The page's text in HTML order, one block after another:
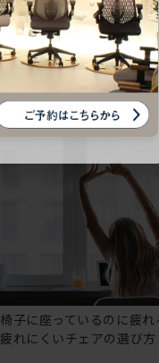
椅子に座っているのに疲
疲れにくいチェアの選び方